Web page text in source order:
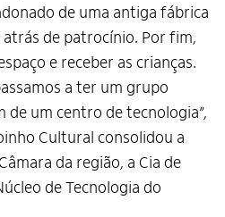
de uma antiga fábrica
de patrocínio. Por fim,
e receber as crianças.
a ter um grupo
de um centro de tecnologia”,
Cultural consolidou a
da região, a Cia de
de Tecnologia do